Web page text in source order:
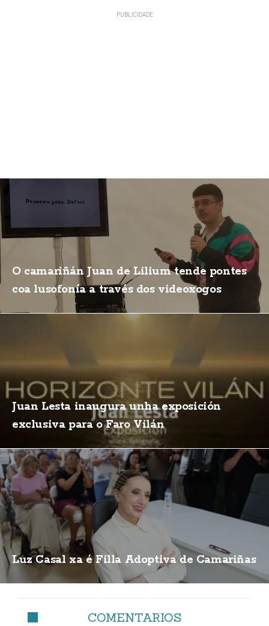
O camariñán Juan de Lilium tende pontes
coa lusofonía a través dos videoxogos
Juan Lesta inaugura unha exposición
exclusiva para o Faro Vilán
Luz Casal xa é Filla Adoptiva de Camariñas
COMENTARIOS